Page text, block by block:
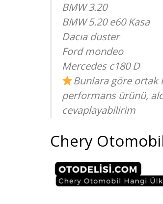
BMW 3.20
BMW 5.20 e60 Kasa
Dacıa duster
Ford mondeo
Mercedes c180 D
Bunlara göre ortak
performans ürünü,
cevaplayabilirim
Chery